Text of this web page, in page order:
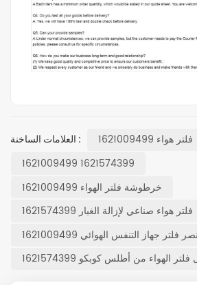
العلامات الساخنة :
فلتر هواء 1621009499
1621009499 1621574399
خرطوشة فلتر الهواء 1621009499
فلتر هواء صناعي لإزالة الغبار 1621574399
فلتر جهاز التنفس الهوائي 1621009499
الهواء من أطلس كوبكو 1621574399